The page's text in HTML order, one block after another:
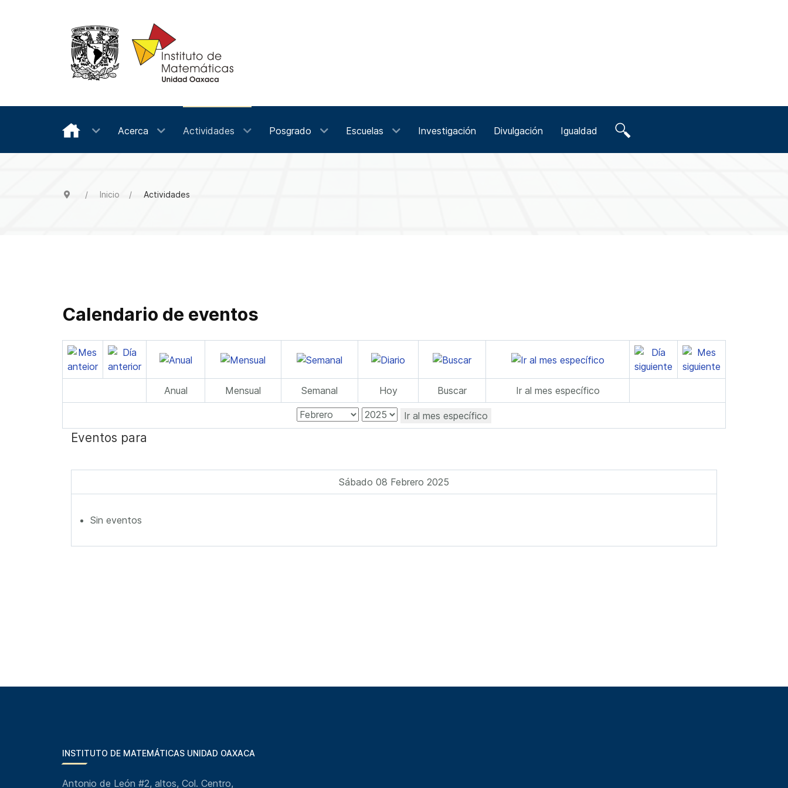
Acerca Actividades Posgrado Escuelas Investigación Divulgación Igualdad
Inicio Actividades
Calendario de eventos
Anual Mensual Semanal Hoy Buscar Ir al mes específico
Ir al mes específico
Eventos para
Sábado 08 Febrero 2025
Sin eventos
INSTITUTO DE MATEMÁTICAS UNIDAD OAXACA
Antonio de León #2, altos, Col. Centro,